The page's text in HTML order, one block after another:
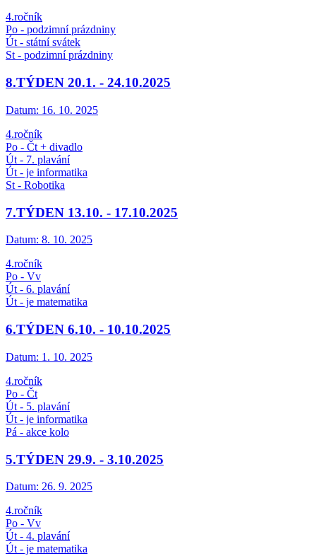
4.ročník
Po - podzimní prázdniny
Út - státní svátek
St - podzimní prázdniny
8.TÝDEN 20.1. - 24.10.2025
Datum: 16. 10. 2025
4.ročník
Po - Čt + divadlo
Út - 7. plavání
Út - je informatika
St - Robotika
7.TÝDEN 13.10. - 17.10.2025
Datum: 8. 10. 2025
4.ročník
Po - Vv
Út - 6. plavání
Út - je matematika
6.TÝDEN 6.10. - 10.10.2025
Datum: 1. 10. 2025
4.ročník
Po - Čt
Út - 5. plavání
Út - je informatika
Pá - akce kolo
5.TÝDEN 29.9. - 3.10.2025
Datum: 26. 9. 2025
4.ročník
Po - Vv
Út - 4. plavání
Út - je matematika